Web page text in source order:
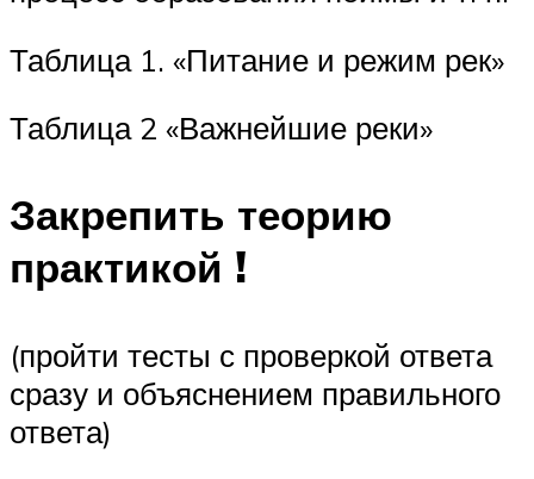
Таблица 1. «Питание и режим рек»
Таблица 2 «Важнейшие реки»
Закрепить теорию
практикой !
(пройти тесты с проверкой ответа
сразу и объяснением правильного
ответа)